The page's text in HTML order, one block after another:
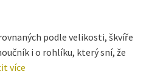
podle velikosti, škvíře
i o rohlíku, který sní, že
více